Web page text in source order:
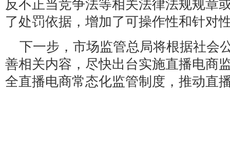
反不正当竞争法等相关法律法规规章
了处罚依据，增加了可操作性和针对
下一步，市场监管总局将根据社会
善相关内容，尽快出台实施直播电商
全直播电商常态化监管制度，推动直